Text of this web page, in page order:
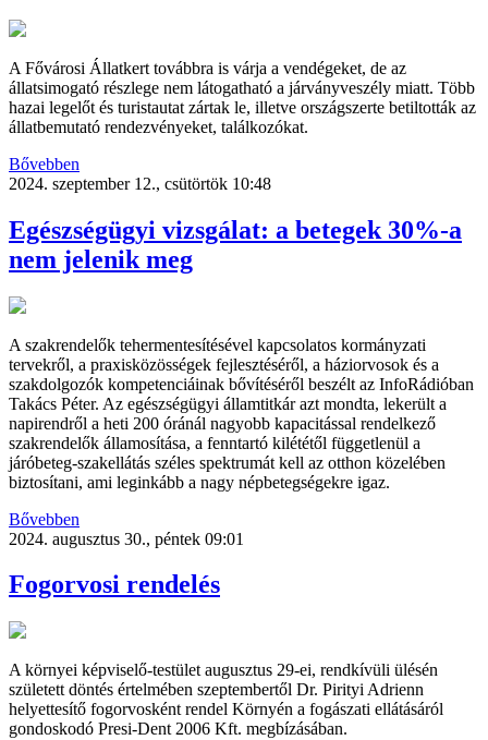
A Fővárosi Állatkert továbbra is várja a vendégeket, de az
állatsimogató részlege nem látogatható a járványveszély miatt. Több
hazai legelőt és turistautat zártak le, illetve országszerte betiltották az
állatbemutató rendezvényeket, találkozókat.
Bővebben
2024. szeptember 12., csütörtök 10:48
Egészségügyi vizsgálat: a betegek 30%-a
nem jelenik meg
A szakrendelők tehermentesítésével kapcsolatos kormányzati
tervekről, a praxisközösségek fejlesztéséről, a háziorvosok és a
szakdolgozók kompetenciáinak bővítéséről beszélt az InfoRádióban
Takács Péter. Az egészségügyi államtitkár azt mondta, lekerült a
napirendről a heti 200 óránál nagyobb kapacitással rendelkező
szakrendelők államosítása, a fenntartó kilététől függetlenül a
járóbeteg-szakellátás széles spektrumát kell az otthon közelében
biztosítani, ami leginkább a nagy népbetegségekre igaz.
Bővebben
2024. augusztus 30., péntek 09:01
Fogorvosi rendelés
A környei képviselő-testület augusztus 29-ei, rendkívüli ülésén
született döntés értelmében szeptembertől Dr. Pirityi Adrienn
helyettesítő fogorvosként rendel Környén a fogászati ellátásáról
gondoskodó Presi-Dent 2006 Kft. megbízásában.